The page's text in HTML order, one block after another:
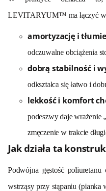
LEVITARYUM™ ma łączyć w
amortyzację i
odczuwalne obciążenia
dobrą stabilność i
odkształca się łatwo i
lekkość i komfort
podeszwy daje wrażenie
zmęczenie w trakcie
Jak działa ta
Podwójna gęstość poliuretanu
wstrząsy przy stąpaniu (pianka